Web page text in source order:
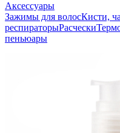
Аксессуары
Зажимы для волосКисти,
респираторыРасчески
пеньюары